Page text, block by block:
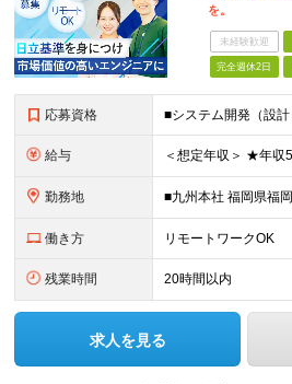
を。
未経験歓迎
完全週休2日
応募資格
給与
勤務地
働き方 リモートワークOK
残業時間 20時間以内
求人を見る